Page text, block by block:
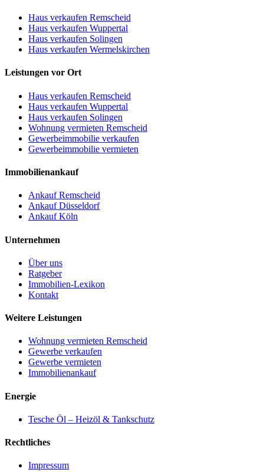
Haus verkaufen Remscheid
Haus verkaufen Wuppertal
Haus verkaufen Solingen
Haus verkaufen Wermelskirchen
Leistungen vor Ort
Haus verkaufen Remscheid
Haus verkaufen Wuppertal
Haus verkaufen Solingen
Wohnung vermieten Remscheid
Gewerbeimmobilie verkaufen
Gewerbeimmobilie vermieten
Immobilienankauf
Ankauf Remscheid
Ankauf Düsseldorf
Ankauf Köln
Unternehmen
Über uns
Ratgeber
Immobilien-Lexikon
Kontakt
Weitere Leistungen
Wohnung vermieten Remscheid
Gewerbe verkaufen
Gewerbe vermieten
Immobilienankauf
Energie
Tesche Öl – Heizöl & Tankschutz
Rechtliches
Impressum